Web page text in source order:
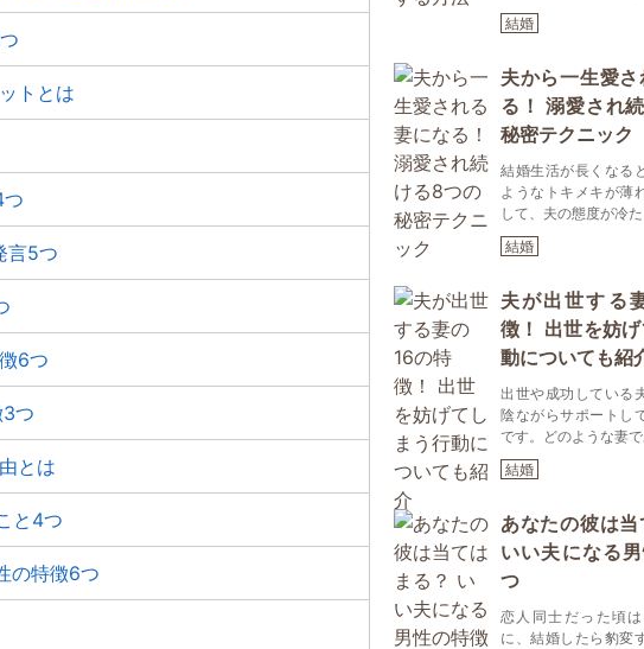
トとは
つ
言5つ
6つ
つ
とは
と4つ
の特徴6つ
結婚
夫から一生愛
る！ 溺愛され
秘密テクニック
結婚生活が長くなる
ようなトキメキが薄
して、夫の態度が冷
結婚
夫が出世する
徴！ 出世を妨
動についても紹
出世や成功している
陰ながらサポートし
です。どのような妻
結婚
あなたの彼は当
いい夫になる
つ
恋人同士だった頃
に、結婚したら豹変